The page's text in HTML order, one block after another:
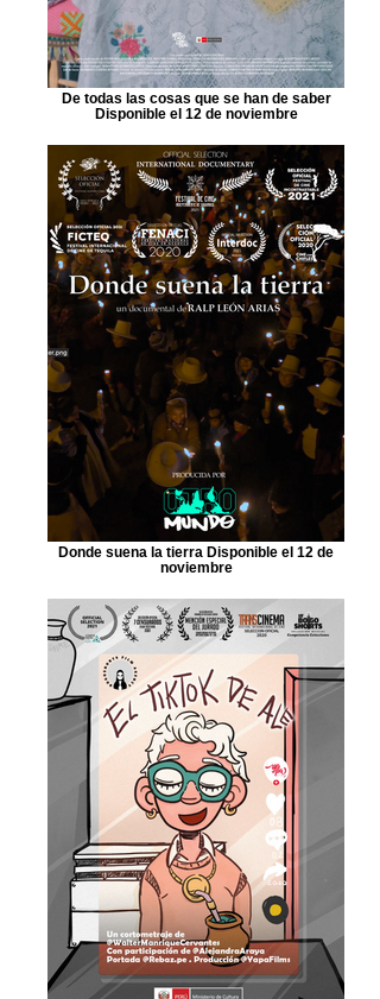
De todas las cosas que se han de saber
Disponible el 12 de noviembre
Donde suena la tierra Disponible el 12 de
noviembre